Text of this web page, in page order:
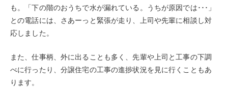
も。「下の階のおうちで水が漏れている。うちが原因では･･･」
との電話には、さあーっと緊張が走り、上司や先輩に相談し対
応しました。
また、仕事柄、外に出ることも多く、先輩や上司と工事の下調
べに行ったり、分譲住宅の工事の進捗状況を見に行くこともあ
ります。